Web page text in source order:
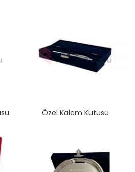
Özel Kalem Kutusu